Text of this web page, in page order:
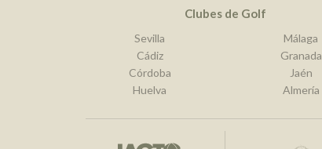
Clubes de Golf
Sevilla
Cádiz
Córdoba
Huelva
Málaga
Granada
Jaén
Almería